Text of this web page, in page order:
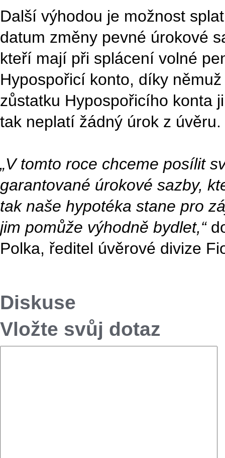
Další výhodou je možnost
datum změny pevné úrokové
kteří mají při splácení volné
Hypospořicí konto, díky
zůstatku Hypospořicího konta
tak neplatí žádný úrok z úvěru.
„V tomto roce chceme posílit
garantované úrokové sazby,
tak naše hypotéka stane pro
jim pomůže výhodně bydlet,“
Polka, ředitel úvěrové divize
Diskuse
Vložte svůj dotaz